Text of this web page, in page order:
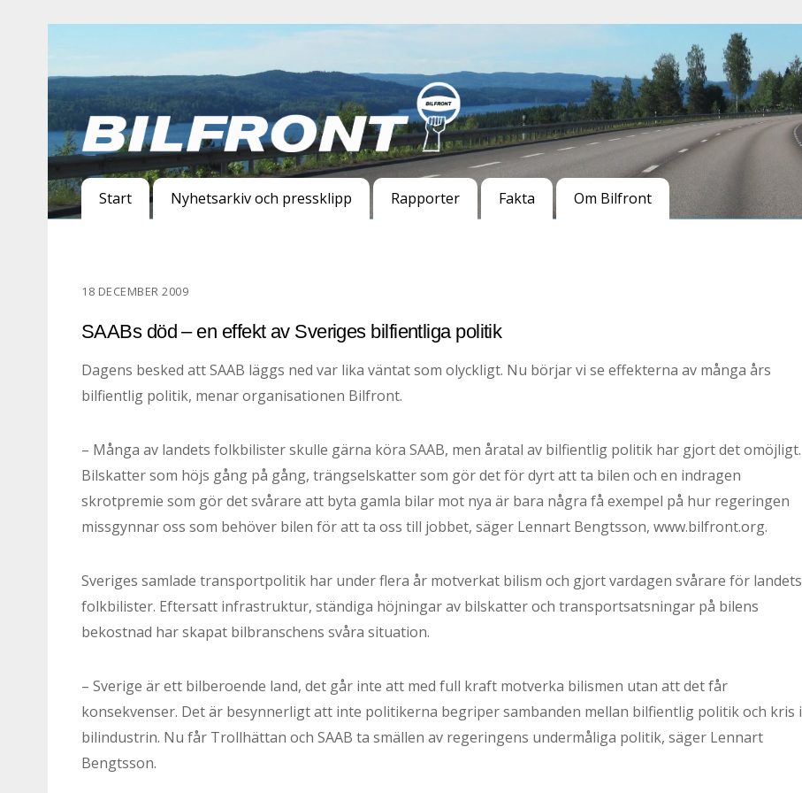
Start Nyhetsarkiv och pressklipp Rapporter Fakta Om Bilfront
18 DECEMBER 2009
SAABs död – en effekt av Sveriges bilfientliga politik
Dagens besked att SAAB läggs ned var lika väntat som olyckligt. Nu börjar vi se effekterna av många års
bilfientlig politik, menar organisationen Bilfront.
– Många av landets folkbilister skulle gärna köra SAAB, men åratal av bilfientlig politik har gjort det omöjligt.
Bilskatter som höjs gång på gång, trängselskatter som gör det för dyrt att ta bilen och en indragen
skrotpremie som gör det svårare att byta gamla bilar mot nya är bara några få exempel på hur regeringen
missgynnar oss som behöver bilen för att ta oss till jobbet, säger Lennart Bengtsson, www.bilfront.org.
Sveriges samlade transportpolitik har under flera år motverkat bilism och gjort vardagen svårare för landets
folkbilister. Eftersatt infrastruktur, ständiga höjningar av bilskatter och transportsatsningar på bilens
bekostnad har skapat bilbranschens svåra situation.
– Sverige är ett bilberoende land, det går inte att med full kraft motverka bilismen utan att det får
konsekvenser. Det är besynnerligt att inte politikerna begriper sambanden mellan bilfientlig politik och kris i
bilindustrin. Nu får Trollhättan och SAAB ta smällen av regeringens undermåliga politik, säger Lennart
Bengtsson.